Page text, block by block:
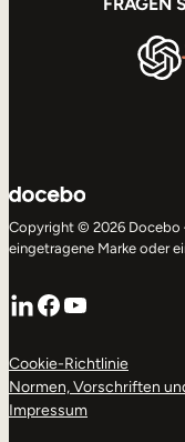
Strategische
Copyright © 2026 Docebo
eingetragene Marke oder
LinkedIn
Facebook
YouTube
Cookie-Richtlinie
Normen, Vorschriften
Impressum